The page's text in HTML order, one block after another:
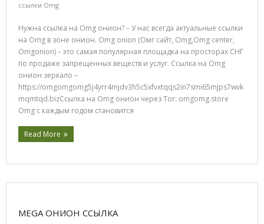
ссылки Omg
Нужна ссылка на Omg онион? – У нас всегда актуальные ссылки
на Omg в зоне онион. Omg onion (Омг сайт, Omg,Omg center,
Omgonion) – это самая популярная площадка на просторах СНГ
по продаже запрещенных веществ и услуг. Ссылка на Omg
онион зеркало –
https://omgomgomg5j4yrr4mjdv3h5c5xfvxtqqs2in7smi65mjps7wvk
mqmtqd.bizСсылка на Omg онион через Tor: omgomg.store
Omg с каждым годом становится
Read More
MEGA ОНИОН ССЫЛКА